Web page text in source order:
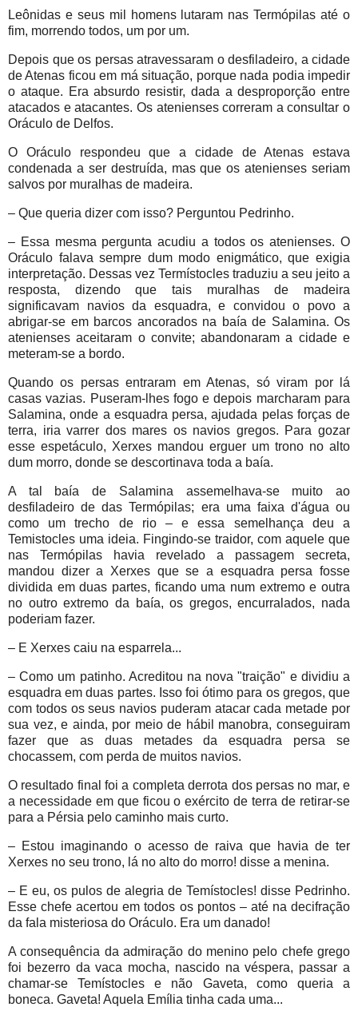
Leônidas e seus mil homens lutaram nas Termópilas até o
fim, morrendo todos, um por um.
Depois que os persas atravessaram o desfiladeiro, a cidade
de Atenas ficou em má situação, porque nada podia impedir
o ataque. Era absurdo resistir, dada a desproporção entre
atacados e atacantes. Os atenienses correram a consultar o
Oráculo de Delfos.
O Oráculo respondeu que a cidade de Atenas estava
condenada a ser destruída, mas que os atenienses seriam
salvos por muralhas de madeira.
– Que queria dizer com isso? Perguntou Pedrinho.
– Essa mesma pergunta acudiu a todos os atenienses. O
Oráculo falava sempre dum modo enigmático, que exigia
interpretação. Dessas vez Termístocles traduziu a seu jeito a
resposta, dizendo que tais muralhas de madeira
significavam navios da esquadra, e convidou o povo a
abrigar-se em barcos ancorados na baía de Salamina. Os
atenienses aceitaram o convite; abandonaram a cidade e
meteram-se a bordo.
Quando os persas entraram em Atenas, só viram por lá
casas vazias. Puseram-lhes fogo e depois marcharam para
Salamina, onde a esquadra persa, ajudada pelas forças de
terra, iria varrer dos mares os navios gregos. Para gozar
esse espetáculo, Xerxes mandou erguer um trono no alto
dum morro, donde se descortinava toda a baía.
A tal baía de Salamina assemelhava-se muito ao
desfiladeiro de das Termópilas; era uma faixa d'água ou
como um trecho de rio – e essa semelhança deu a
Temistocles uma ideia. Fingindo-se traidor, com aquele que
nas Termópilas havia revelado a passagem secreta,
mandou dizer a Xerxes que se a esquadra persa fosse
dividida em duas partes, ficando uma num extremo e outra
no outro extremo da baía, os gregos, encurralados, nada
poderiam fazer.
– E Xerxes caiu na esparrela...
– Como um patinho. Acreditou na nova "traição" e dividiu a
esquadra em duas partes. Isso foi ótimo para os gregos, que
com todos os seus navios puderam atacar cada metade por
sua vez, e ainda, por meio de hábil manobra, conseguiram
fazer que as duas metades da esquadra persa se
chocassem, com perda de muitos navios.
O resultado final foi a completa derrota dos persas no mar, e
a necessidade em que ficou o exército de terra de retirar-se
para a Pérsia pelo caminho mais curto.
– Estou imaginando o acesso de raiva que havia de ter
Xerxes no seu trono, lá no alto do morro! disse a menina.
– E eu, os pulos de alegria de Temístocles! disse Pedrinho.
Esse chefe acertou em todos os pontos – até na decifração
da fala misteriosa do Oráculo. Era um danado!
A consequência da admiração do menino pelo chefe grego
foi bezerro da vaca mocha, nascido na véspera, passar a
chamar-se Temístocles e não Gaveta, como queria a
boneca. Gaveta! Aquela Emília tinha cada uma...